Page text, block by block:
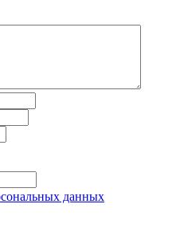
данных